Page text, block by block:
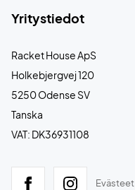
Yritystiedot
Racket House ApS
Holkebjergvej 120
5250 Odense SV
Tanska
VAT: DK36931108
Evästeet